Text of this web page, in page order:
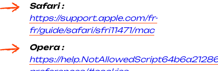
Safari :
https://support.apple.com/fr-
fr/guide/safari/sfri11471/mac
Opera :
https://